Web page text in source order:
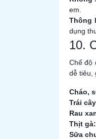
em.
Thông
dụng
10.
Chế độ
dễ tiêu,
Cháo,
Trái
Rau
Thịt gà:
Sữa